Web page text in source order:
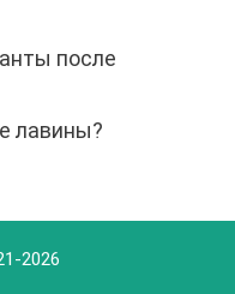
после
лавины?
2026